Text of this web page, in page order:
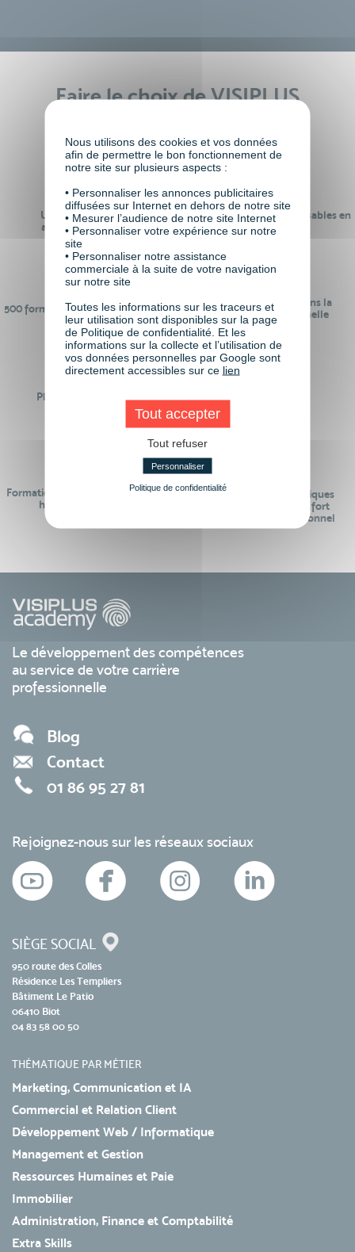
Faire le choix de VISIPLUS
Un réseau de 22 000
anciens participants
100% des formations réalisables en
digital learning
500 formations pour se préparer au
monde de demain
24 ans d'expérience dans la
formation professionnelle
Plus de 50 formations
Des intervenants
Formations réalisables pendant ou
hors temps de travail
Des contenus pédagogiques
« de pointe » et en lien fort
avec le monde professionnel
Le développement des compétences
au service de votre carrière
professionnelle
Blog
Contact
01 86 95 27 81
Rejoignez-nous sur les réseaux sociaux
SIÈGE SOCIAL
950 route des Colles
Résidence Les Templiers
Bâtiment Le Patio
06410 Biot
04 83 58 00 50
THÉMATIQUE PAR MÉTIER
Marketing, Communication et IA
Commercial et Relation Client
Développement Web / Informatique
Management et Gestion
Ressources Humaines et Paie
Immobilier
Administration, Finance et Comptabilité
Extra Skills
Nous utilisons des cookies et vos données
afin de permettre le bon fonctionnement de
notre site sur plusieurs aspects :
• Personnaliser les annonces publicitaires
diffusées sur Internet en dehors de notre site
• Mesurer l’audience de notre site Internet
• Personnaliser votre expérience sur notre
site
• Personnaliser notre assistance
commerciale à la suite de votre navigation
sur notre site
Toutes les informations sur les traceurs et
leur utilisation sont disponibles sur la page
de Politique de confidentialité. Et les
informations sur la collecte et l’utilisation de
vos données personnelles par Google sont
directement accessibles sur ce lien
Tout accepter
Tout refuser
Personnaliser
Politique de confidentialité